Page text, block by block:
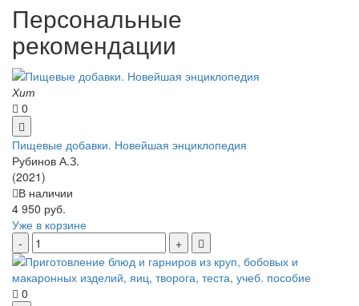
Персональные
рекомендации
Хит
0
Пищевые добавки. Новейшая энциклопедия
Рубинов А.З.
(2021)
В наличии
4 950 руб.
Уже в корзине
0